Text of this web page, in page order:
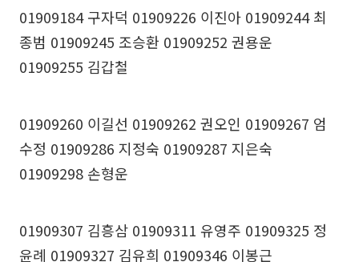
01909184 구자덕 01909226 이진아 01909244 최
종범 01909245 조승환 01909252 권용운
01909255 김갑철
01909260 이길선 01909262 권오인 01909267 엄
수정 01909286 지정숙 01909287 지은숙
01909298 손형운
01909307 김흥삼 01909311 유영주 01909325 정
윤례 01909327 김유희 01909346 이봉근